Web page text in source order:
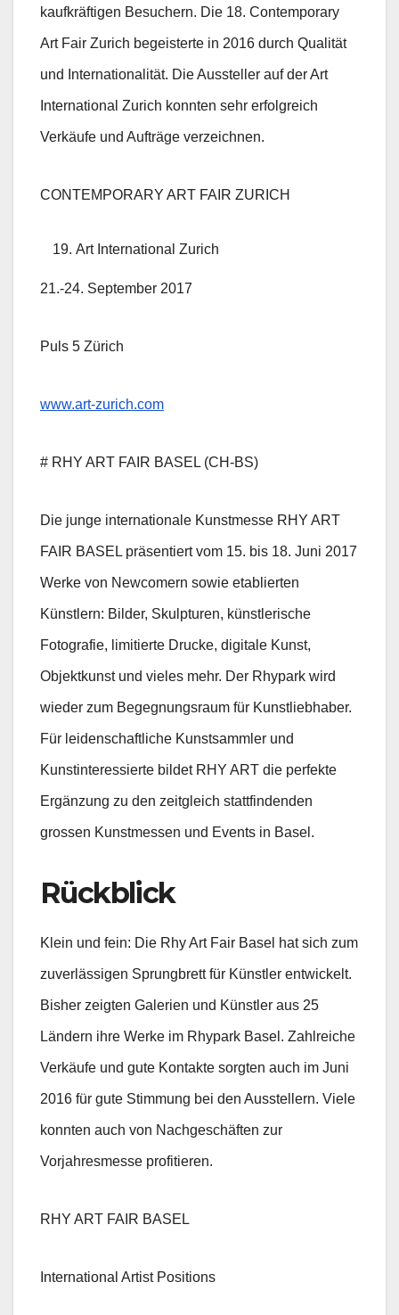
kaufkräftigen Besuchern. Die 18. Contemporary
Art Fair Zurich begeisterte in 2016 durch Qualität
und Internationalität. Die Aussteller auf der Art
International Zurich konnten sehr erfolgreich
Verkäufe und Aufträge verzeichnen.
CONTEMPORARY ART FAIR ZURICH
Art International Zurich
21.-24. September 2017
Puls 5 Zürich
www.art-zurich.com
# RHY ART FAIR BASEL (CH-BS)
Die junge internationale Kunstmesse RHY ART
FAIR BASEL präsentiert vom 15. bis 18. Juni 2017
Werke von Newcomern sowie etablierten
Künstlern: Bilder, Skulpturen, künstlerische
Fotografie, limitierte Drucke, digitale Kunst,
Objektkunst und vieles mehr. Der Rhypark wird
wieder zum Begegnungsraum für Kunstliebhaber.
Für leidenschaftliche Kunstsammler und
Kunstinteressierte bildet RHY ART die perfekte
Ergänzung zu den zeitgleich stattfindenden
grossen Kunstmessen und Events in Basel.
Rückblick
Klein und fein: Die Rhy Art Fair Basel hat sich zum
zuverlässigen Sprungbrett für Künstler entwickelt.
Bisher zeigten Galerien und Künstler aus 25
Ländern ihre Werke im Rhypark Basel. Zahlreiche
Verkäufe und gute Kontakte sorgten auch im Juni
2016 für gute Stimmung bei den Ausstellern. Viele
konnten auch von Nachgeschäften zur
Vorjahresmesse profitieren.
RHY ART FAIR BASEL
International Artist Positions